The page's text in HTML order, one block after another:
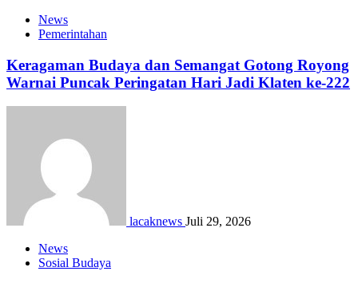
News
Pemerintahan
Keragaman Budaya dan Semangat Gotong Royong
Warnai Puncak Peringatan Hari Jadi Klaten ke-222
lacaknews Juli 29, 2026
News
Sosial Budaya